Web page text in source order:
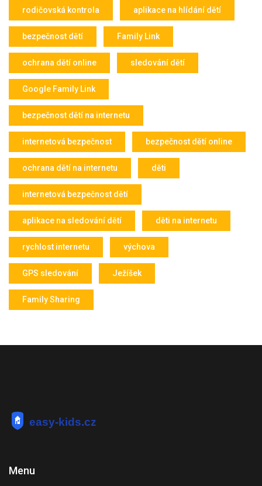
rodičovská kontrola aplikace na hlídání dětí
bezpečnost dětí Family Link
ochrana dětí online sledování dětí
Google Family Link
bezpečnost dětí na internetu
internetová bezpečnost bezpečnost dětí online
ochrana dětí na internetu děti
internetová bezpečnost dětí
aplikace na sledování dětí děti na internetu
rychlost internetu výchova
GPS sledování Ježíšek
Family Sharing
Menu